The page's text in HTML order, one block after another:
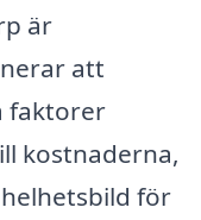
är
att
faktorer
kostnaderna,
för